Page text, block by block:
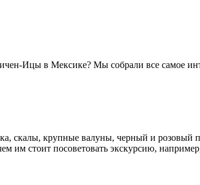
Ицы в Мексике? Мы собрали все самое
скалы, крупные валуны, черный и розовый
им стоит посоветовать экскурсию,